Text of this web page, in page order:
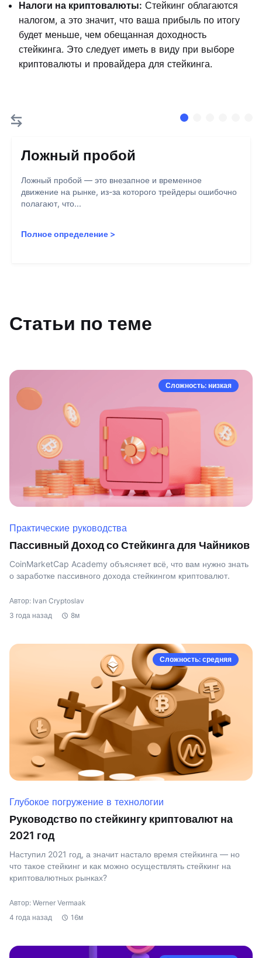
Налоги на криптовалюты: Стейкинг облагаются
налогом, а это значит, что ваша прибыль по итогу
будет меньше, чем обещанная доходность
стейкинга. Это следует иметь в виду при выборе
криптовалюты и провайдера для стейкинга.
Ложный пробой
Ложный пробой — это внезапное и временное
движение на рынке, из-за которого трейдеры ошибочно
полагают, что...
Полное определение >
Статьи по теме
Сложность: низкая
Практические руководства
Пассивный Доход со Стейкинга для Чайников
CoinMarketCap Academy объясняет всё, что вам нужно знать
о заработке пассивного дохода стейкингом криптовалют.
Автор: Ivan Cryptoslav
3 года назад
8м
Сложность: средняя
Глубокое погружение в технологии
Руководство по стейкингу криптовалют на
2021 год
Наступил 2021 год, а значит настало время стейкинга — но
что такое стейкинг и как можно осуществлять стейкинг на
криптовалютных рынках?
Автор: Werner Vermaak
4 года назад
16м